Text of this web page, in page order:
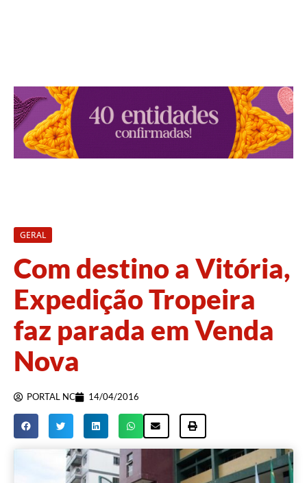
GERAL
Com destino a Vitória,
Expedição Tropeira
faz parada em Venda
Nova
PORTAL NC 14/04/2016